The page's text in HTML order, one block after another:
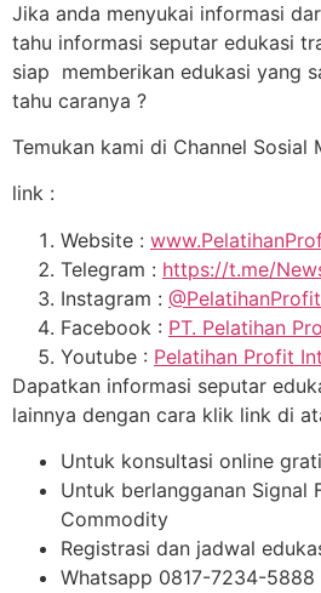
Jika anda menyukai informasi
tahu informasi seputar edukasi
siap memberikan edukasi yang
tahu caranya ?
Temukan kami di Channel Sosial
link :
Website :
Telegram : https://t.me/
Instagram :
Facebook : PT. Pelatihan
Youtube : Pelatihan Profit
Dapatkan informasi seputar
lainnya dengan cara klik link di
Untuk konsultasi online
Untuk berlangganan Signal
Commodity
Registrasi dan jadwal
Whatsapp 0817-7234-5888